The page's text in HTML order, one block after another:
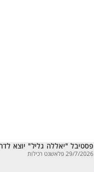
פסטיבל "יאללה גליל" יוצא
29/7/2026 פלאשנט רכילות